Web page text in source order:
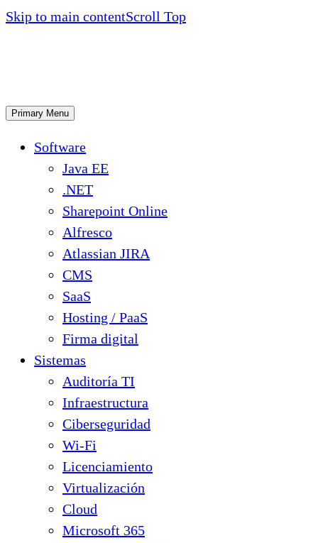
Skip to main contentScroll Top
Primary Menu
Software
Java EE
.NET
Sharepoint Online
Alfresco
Atlassian JIRA
CMS
SaaS
Hosting / PaaS
Firma digital
Sistemas
Auditoría TI
Infraestructura
Ciberseguridad
Wi-Fi
Licenciamiento
Virtualización
Cloud
Microsoft 365